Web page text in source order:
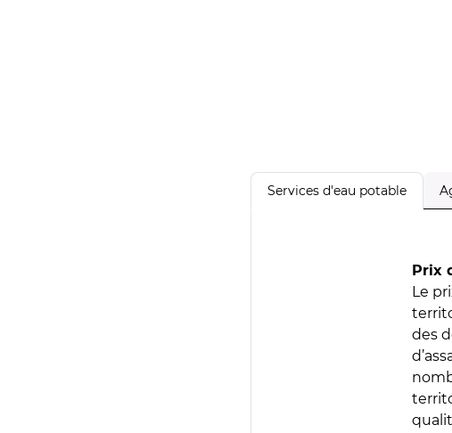
Services d'eau potable
Prix
Le
des